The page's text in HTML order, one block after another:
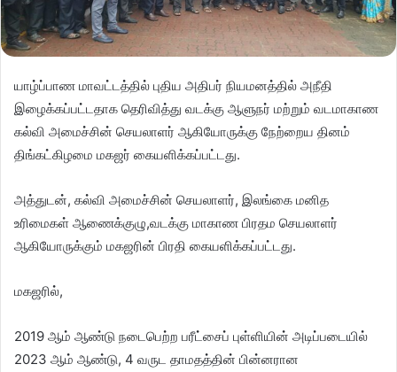
யாழ்ப்பாண மாவட்டத்தில் புதிய அதிபர் நியமனத்தில் அநீதி
இழைக்கப்பட்டதாக தெரிவித்து வடக்கு ஆளுநர் மற்றும் வடமாகாண
கல்வி அமைச்சின் செயலாளர் ஆகியோருக்கு நேற்றைய தினம்
திங்கட்கிழமை மகஜர் கையளிக்கப்பட்டது.
அத்துடன், கல்வி அமைச்சின் செயலாளர், இலங்கை மனித
உரிமைகள் ஆணைக்குழு,வடக்கு மாகாண பிரதம செயலாளர்
ஆகியோருக்கும் மகஜரின் பிரதி கையளிக்கப்பட்டது.
மகஜரில்,
2019 ஆம் ஆண்டு நடைபெற்ற பரீட்சைப் புள்ளியின் அடிப்படையில்
2023 ஆம் ஆண்டு, 4 வருட தாமதத்தின் பின்னரான